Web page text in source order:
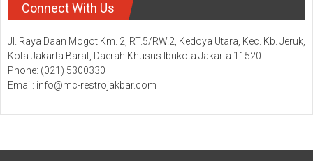
Connect With Us
Jl. Raya Daan Mogot Km. 2, RT.5/RW.2, Kedoya Utara, Kec. Kb. Jeruk,
Kota Jakarta Barat, Daerah Khusus Ibukota Jakarta 11520
Phone: (021) 5300330
Email: info@mc-restrojakbar.com